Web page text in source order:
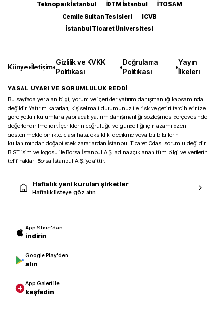
Teknopark İstanbul
İDTM İstanbul
İTOSAM
Cemile Sultan Tesisleri
ICVB
İstanbul Ticaret Üniversitesi
Künye•İletişim•
Gizlilik ve KVKK
Politikası
•
Doğrulama
Politikası
•
Yayın
İlkeleri
YASAL UYARI VE SORUMLULUK REDDİ
Bu sayfada yer alan bilgi, yorum ve içerikler yatırım danışmanlığı kapsamında
değildir. Yatırım kararları, kişisel mali durumunuz ile risk ve getiri tercihlerinize
göre yetkili kurumlarla yapılacak yatırım danışmanlığı sözleşmesi çerçevesinde
değerlendirilmelidir. İçeriklerin doğruluğu ve güncelliği için azami özen
gösterilmekle birlikte, olası hata, eksiklik, gecikme veya bu bilgilerin
kullanımından doğabilecek zararlardan İstanbul Ticaret Odası sorumlu değildir.
BIST isim ve logosu ile Borsa İstanbul A.Ş. adına açıklanan tüm bilgi ve verilerin
telif hakları Borsa İstanbul A.Ş.’ye aittir.
Haftalık yeni kurulan şirketler
Haftalık listeye göz atın
App Store'dan
indirin
Google Play'den
alın
App Galeri ile
keşfedin